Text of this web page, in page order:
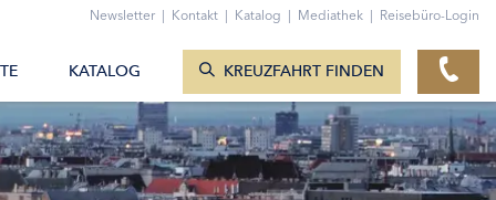
Newsletter | Kontakt | Katalog | Mediathek | Reisebüro-Login
KATALOG KREUZFAHRT FINDEN
ZUM KONTAKTFORMULAR